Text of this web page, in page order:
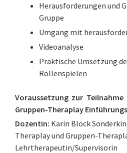
Herausforderungen und
Gruppe
Umgang mit
Videoanalyse
Praktische Umsetzung
Rollenspielen
Voraussetzung zur
Gruppen-Theraplay
Dozentin: Karin Block
Theraplay und Gruppen-
Lehrtherapeutin/Supervisorin